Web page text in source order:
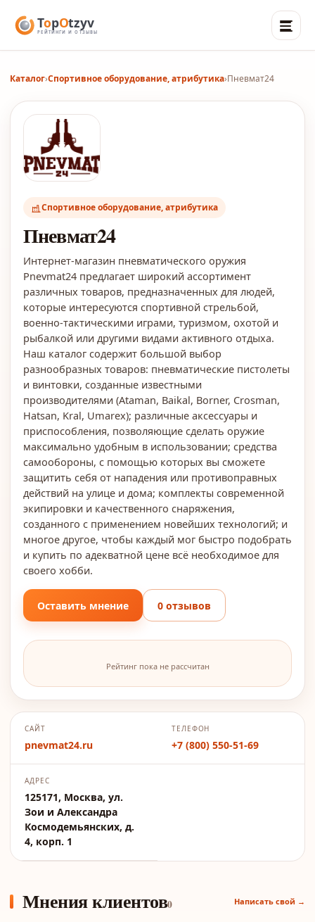
Каталог›Спортивное оборудование, атрибутика›Пневмат24
Спортивное оборудование, атрибутика
Пневмат24
Интернет-магазин пневматического оружия
Pnevmat24 предлагает широкий ассортимент
различных товаров, предназначенных для людей,
которые интересуются спортивной стрельбой,
военно-тактическими играми, туризмом, охотой и
рыбалкой или другими видами активного отдыха.
Наш каталог содержит большой выбор
разнообразных товаров: пневматические пистолеты
и винтовки, созданные известными
производителями (Ataman, Baikal, Borner, Crosman,
Hatsan, Kral, Umarex); различные аксессуары и
приспособления, позволяющие сделать оружие
максимально удобным в использовании; средства
самообороны, с помощью которых вы сможете
защитить себя от нападения или противоправных
действий на улице и дома; комплекты современной
экипировки и качественного снаряжения,
созданного с применением новейших технологий; и
многое другое, чтобы каждый мог быстро подобрать
и купить по адекватной цене всё необходимое для
своего хобби.
Оставить мнение 0 отзывов
Рейтинг пока не рассчитан
САЙТ
pnevmat24.ru
ТЕЛЕФОН
+7 (800) 550-51-69
АДРЕС
125171, Москва, ул.
Зои и Александра
Космодемьянских, д.
4, корп. 1
Мнения клиентов0 Написать свой →